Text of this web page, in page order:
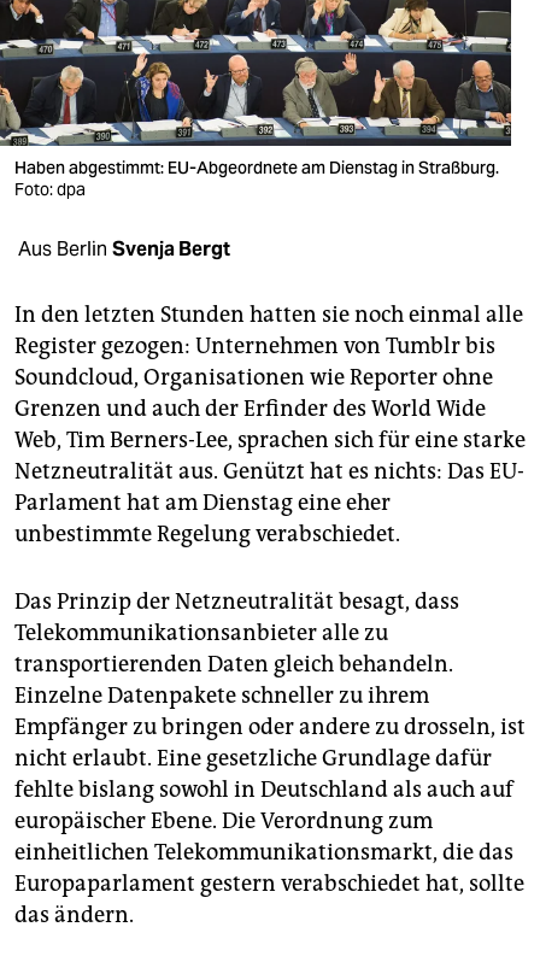
nord
wahrheit
verlag
verlag
veranstaltungen
fragen & hilfe
unterstützen
abo
genossenschaft
epaper login
Haben abgestimmt: EU-Abgeordnete am Dienstag in Straßburg.
Foto: dpa
Aus Berlin Svenja Bergt
In den letzten Stunden hatten sie noch einmal alle
Register gezogen: Unternehmen von Tumblr bis
Soundcloud, Organisationen wie Reporter ohne
Grenzen und auch der Erfinder des World Wide
Web, Tim Berners-Lee, sprachen sich für eine starke
Netzneutralität aus. Genützt hat es nichts: Das EU-
Parlament hat am Dienstag eine eher
unbestimmte Regelung verabschiedet.
Das Prinzip der Netzneutralität besagt, dass
Telekommunikationsanbieter alle zu
transportierenden Daten gleich behandeln.
Einzelne Datenpakete schneller zu ihrem
Empfänger zu bringen oder andere zu drosseln, ist
nicht erlaubt. Eine gesetzliche Grundlage dafür
fehlte bislang sowohl in Deutschland als auch auf
europäischer Ebene. Die Verordnung zum
einheitlichen Telekommunikationsmarkt, die das
Europaparlament gestern verabschiedet hat, sollte
das ändern.